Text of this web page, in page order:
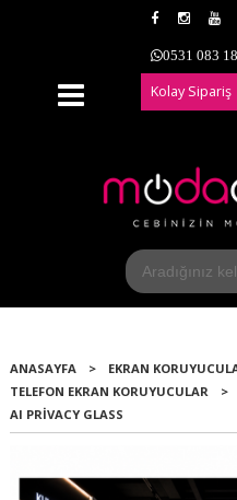
0531 083
Kolay Sipariş
ANASAYFA > EKRAN
TELEFON EKRAN KORUYUCULAR
>
AI PRIVACY GLASS